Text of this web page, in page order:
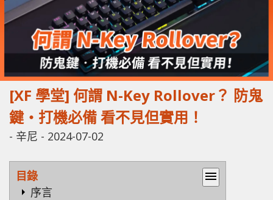
[XF 學堂] 何謂 N-Key Rollover？ 防鬼
鍵‧打機必備 看不見但實用！
- 辛尼 - 2024-07-02
目錄
menu
序言